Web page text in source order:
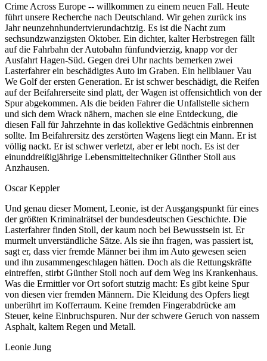
Crime Across Europe -- willkommen zu einem neuen Fall. Heute
führt unsere Recherche nach Deutschland. Wir gehen zurück ins
Jahr neunzehnhundertvierundachtzig. Es ist die Nacht zum
sechsundzwanzigsten Oktober. Ein dichter, kalter Herbstregen fällt
auf die Fahrbahn der Autobahn fünfundvierzig, knapp vor der
Ausfahrt Hagen-Süd. Gegen drei Uhr nachts bemerken zwei
Lasterfahrer ein beschädigtes Auto im Graben. Ein hellblauer Vau
We Golf der ersten Generation. Er ist schwer beschädigt, die Reifen
auf der Beifahrerseite sind platt, der Wagen ist offensichtlich von der
Spur abgekommen. Als die beiden Fahrer die Unfallstelle sichern
und sich dem Wrack nähern, machen sie eine Entdeckung, die
diesen Fall für Jahrzehnte in das kollektive Gedächtnis einbrennen
sollte. Im Beifahrersitz des zerstörten Wagens liegt ein Mann. Er ist
völlig nackt. Er ist schwer verletzt, aber er lebt noch. Es ist der
einunddreißigjährige Lebensmitteltechniker Günther Stoll aus
Anzhausen.
Oscar Keppler
Und genau dieser Moment, Leonie, ist der Ausgangspunkt für eines
der größten Kriminalrätsel der bundesdeutschen Geschichte. Die
Lasterfahrer finden Stoll, der kaum noch bei Bewusstsein ist. Er
murmelt unverständliche Sätze. Als sie ihn fragen, was passiert ist,
sagt er, dass vier fremde Männer bei ihm im Auto gewesen seien
und ihn zusammengeschlagen hätten. Doch als die Rettungskräfte
eintreffen, stirbt Günther Stoll noch auf dem Weg ins Krankenhaus.
Was die Ermittler vor Ort sofort stutzig macht: Es gibt keine Spur
von diesen vier fremden Männern. Die Kleidung des Opfers liegt
unberührt im Kofferraum. Keine fremden Fingerabdrücke am
Steuer, keine Einbruchspuren. Nur der schwere Geruch von nassem
Asphalt, kaltem Regen und Metall.
Leonie Jung